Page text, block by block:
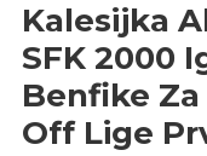
Kalesijka
SFK 2000
Benfike
Off Lige